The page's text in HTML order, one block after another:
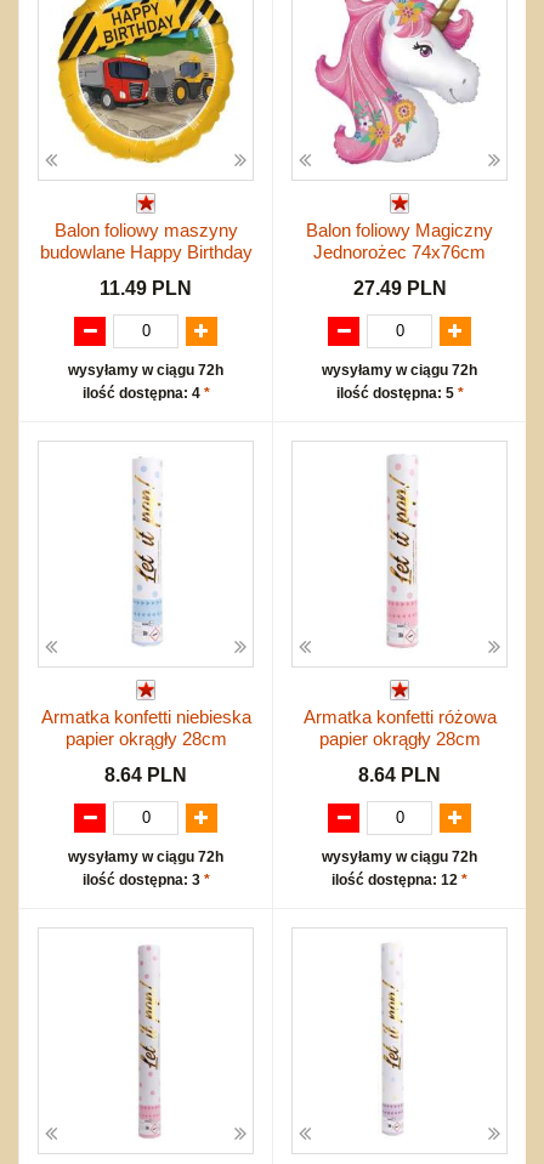
Balon foliowy maszyny
budowlane Happy Birthday
11.49 PLN
wysyłamy w ciągu 72h
ilość dostępna: 4 *
Balon foliowy Magiczny
Jednorożec 74x76cm
27.49 PLN
wysyłamy w ciągu 72h
ilość dostępna: 5 *
Armatka konfetti niebieska
papier okrągły 28cm
8.64 PLN
wysyłamy w ciągu 72h
ilość dostępna: 3 *
Armatka konfetti różowa
papier okrągły 28cm
8.64 PLN
wysyłamy w ciągu 72h
ilość dostępna: 12 *